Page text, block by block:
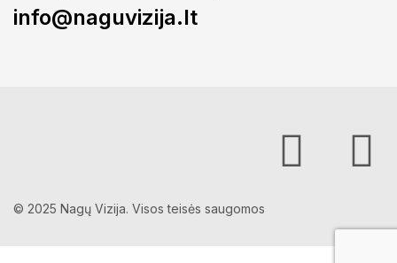
info@naguvizija.lt
© 2025 Nagų Vizija. Visos teisės saugomos